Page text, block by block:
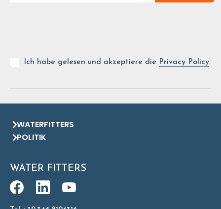
Ich habe gelesen und akzeptiere die Privacy Policy
WATERFITTERS
POLITIK
WATER FITTERS